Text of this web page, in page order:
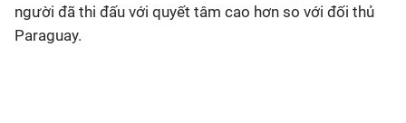
Thể thao Điện tử
người đã thi đấu với quyết tâm cao hơn so với đối thủ
Paraguay.